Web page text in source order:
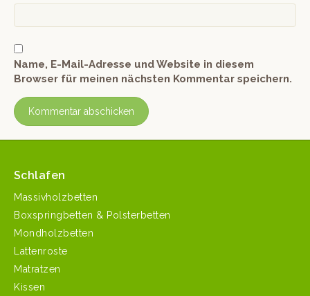
Name, E-Mail-Adresse und Website in diesem
Browser für meinen nächsten Kommentar speichern.
Schlafen
Massivholzbetten
Boxspringbetten & Polsterbetten
Mondholzbetten
Lattenroste
Matratzen
Kissen